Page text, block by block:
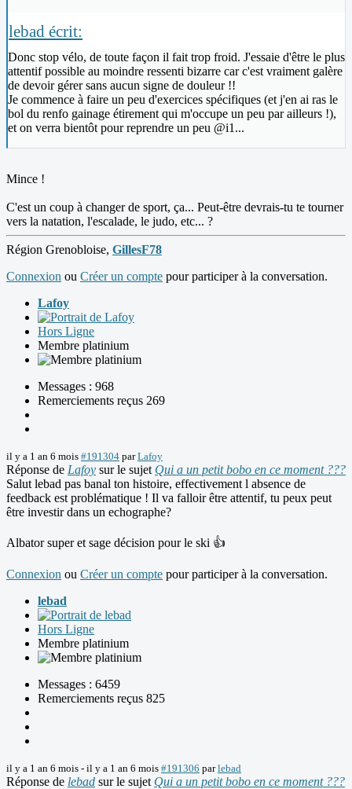
lebad écrit:
Donc stop vélo, de toute façon il fait trop froid. J'essaie d'être le plus
attentif possible au moindre ressenti bizarre car c'est vraiment galère
de devoir gérer sans aucun signe de douleur !!
Je commence à faire un peu d'exercices spécifiques (et j'en ai ras le
bol du renfo gainage étirement qui m'occupe un peu par ailleurs !),
et on verra bientôt pour reprendre un peu @i1...
Mince !
C'est un coup à changer de sport, ça... Peut-être devrais-tu te tourner
vers la natation, l'escalade, le judo, etc... ?
Région Grenobloise, GillesF78
Connexion ou Créer un compte pour participer à la conversation.
Lafoy
Hors Ligne
Membre platinium
Messages : 968
Remerciements reçus 269
il y a 1 an 6 mois #191304 parLafoy
Réponse de Lafoy sur le sujet Qui a un petit bobo en ce moment ???
Salut lebad pas banal ton histoire, effectivement l absence de
feedback est problématique ! Il va falloir être attentif, tu peux peut
être investir dans un echographe?
Albator super et sage décision pour le ski 👍
Connexion ou Créer un compte pour participer à la conversation.
lebad
Hors Ligne
Membre platinium
Messages : 6459
Remerciements reçus 825
il y a 1 an 6 mois - il y a 1 an 6 mois #191306 parlebad
Réponse de lebad sur le sujet Qui a un petit bobo en ce moment ???